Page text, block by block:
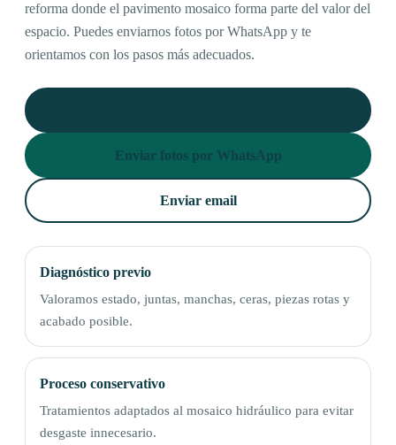
reforma donde el pavimento mosaico forma parte del valor del
espacio. Puedes enviarnos fotos por WhatsApp y te
orientamos con los pasos más adecuados.
Enviar fotos por WhatsApp
Enviar email
Diagnóstico previo
Valoramos estado, juntas, manchas, ceras, piezas rotas y
acabado posible.
Proceso conservativo
Tratamientos adaptados al mosaico hidráulico para evitar
desgaste innecesario.